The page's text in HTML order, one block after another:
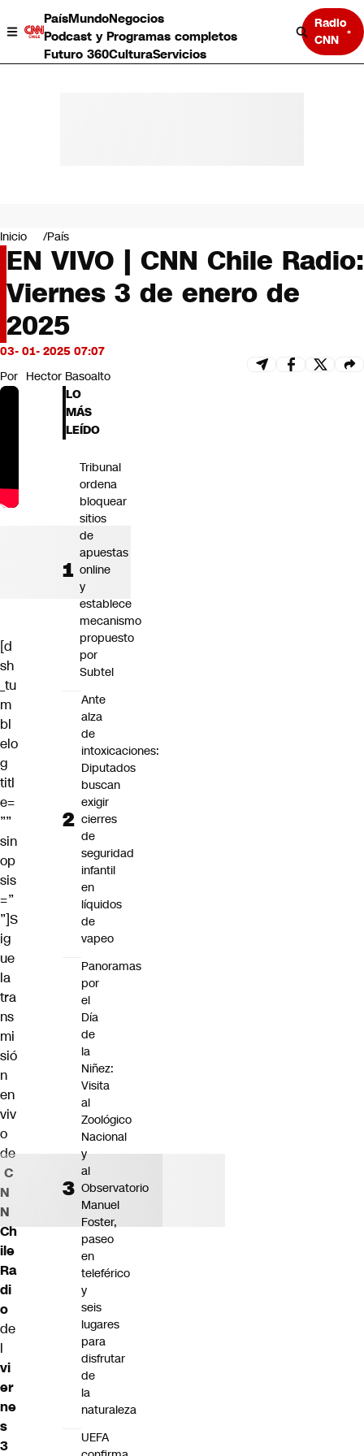
PaísMundoNegocios
Podcast y Programas completos
Futuro 360CulturaServicios
Radio
CNN
Negocios
Deportes
Programas completos
Cultura
Servicios
Bits
CNN tiempo
Futuro 360
Opinión
Inicio País
EN VIVO | CNN Chile Radio:
Viernes 3 de enero de
2025
03- 01- 2025 07:07
Por Hector Basoalto
[d
sh
_tu
m
bl
elo
g
titl
e=
””
sin
op
sis
=”
”]S
ig
ue
la
tra
ns
mi
sió
n
en
viv
o
de
C
N
N
Ch
ile
Ra
di
o
de
l
vi
er
ne
s
3
LO
MÁS
LEÍDO
Tribunal
ordena
bloquear
sitios
de
apuestas
online
y
establece
mecanismo
propuesto
por
Subtel
Ante
alza
de
intoxicaciones:
Diputados
buscan
exigir
cierres
de
seguridad
infantil
en
líquidos
de
vapeo
Panoramas
por
el
Día
de
la
Niñez:
Visita
al
Zoológico
Nacional
y
al
Observatorio
Manuel
Foster,
paseo
en
teleférico
y
seis
lugares
para
disfrutar
de
la
naturaleza
UEFA